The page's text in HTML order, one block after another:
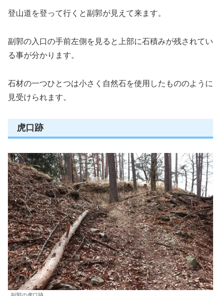
登山道を登って行くと副郭が見えて来ます。
副郭の入口の手前左側を見ると上部に石積みが残されてい
る事が分かります。
石材の一つひとつは小さく自然石を使用したもののように
見受けられます。
虎口跡